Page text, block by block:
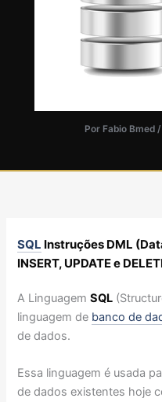
Por Fabio Bmed /
SQL Instruções DML
INSERT, UPDATE e
A LinguagemSQL
linguagem de banco de
de dados.
Essa linguagem é usada
de dados existentes hoje